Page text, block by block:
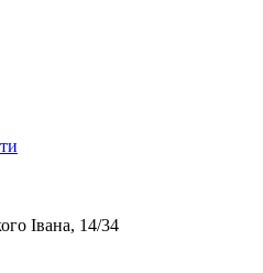
Івана, 14/34